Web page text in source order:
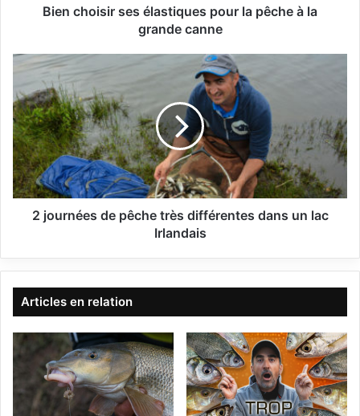
e
é
l
a
s
t
i
q
l
a
p
ê
Bien choisir ses élastiques pour la pêche à la
grande canne
o
u
r
n
é
e
s
e
t
r
s
2 journées de pêche très différentes dans un lac
Irlandais
Articles en relation